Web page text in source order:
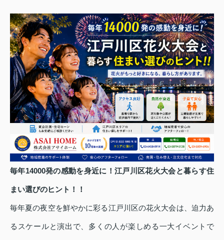
毎年14000発の感動を身近に！江戸川区花火大会と暮らす住
まい選びのヒント！！
毎年夏の夜空を鮮やかに彩る江戸川区の花火大会は、迫力あ
るスケールと演出で、多くの人が楽しめる一大イベントで